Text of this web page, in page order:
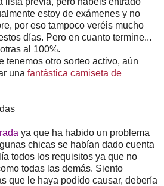
estoy de exámenes y no
por eso tampoco veréis mucho
días. Pero en cuanto termine...
al 100%.
tenemos otro sorteo activo, aún
una fantástica camiseta de
ya que ha habido un problema
chicas se habían dado cuenta
todos los requisitos ya que no
todas las demás. Siento
que le haya podido causar, debería